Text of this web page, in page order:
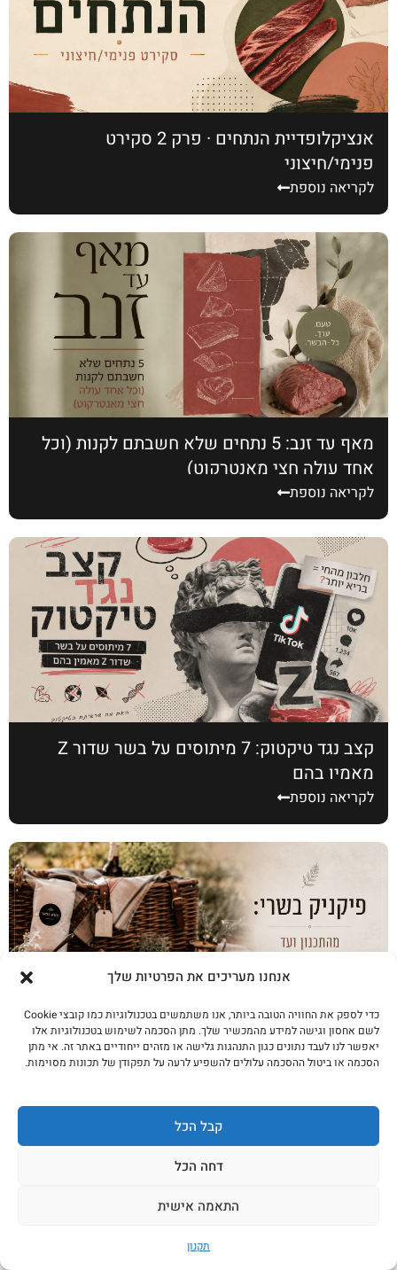
אנחנו מעריכים את הפרטיות שלך
כדי לספק את החוויה הטובה ביותר, אנו משתמשים בטכנולוגיות כמו קובצי Cookie
לשם אחסון וגישה למידע מהמכשיר שלך. מתן הסכמה לשימוש בטכנולוגיות אלו
יאפשר לנו לעבד נתונים כגון התנהגות גלישה או מזהים ייחודיים באתר זה. אי מתן
הסכמה או ביטול ההסכמה עלולים להשפיע לרעה על תפקודן של תכונות מסוימות.
קבל הכל
דחה הכל
התאמה אישית
תקנון
אנציקלופדיית הנתחים · פרק 2 סקירט
פנימי/חיצוני
לקריאה נוספת
מאף עד זנב: 5 נתחים שלא חשבתם לקנות (וכל
אחד עולה חצי מאנטרקוט)
לקריאה נוספת
קצב נגד טיקטוק: 7 מיתוסים על בשר שדור Z
מאמין בהם
לקריאה נוספת
פיקניק בשרי: מהתכנון ועד להרכבת הערכה
לקריאה נוספת